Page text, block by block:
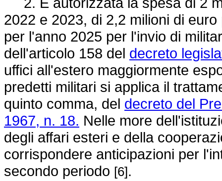
2022 e 2023, di 2,2 milioni di
per l'anno 2025 per l'invio di
dell'articolo 158 del decreto
uffici all'estero maggiormente
predetti militari si applica il
quinto comma, del decreto del
1967, n. 18. Nelle more
degli affari esteri e della
corrispondere anticipazioni per
secondo periodo [6].